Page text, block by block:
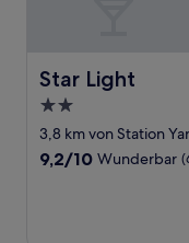
Star Light
Star Light
2.0-
Sterne-
Unterkunft
3,8 km von Station
9.2
9,2/10 Wunderbar